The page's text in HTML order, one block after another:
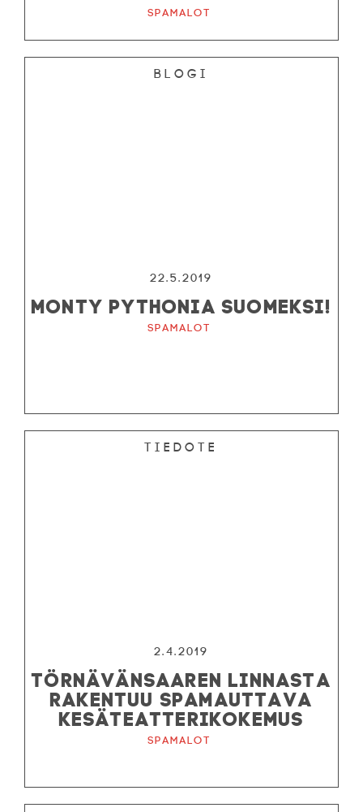
Spamalot
Blogi
22.5.2019
MONTY PYTHONIA SUOMEKSI!
Spamalot
Tiedote
2.4.2019
TÖRNÄVÄNSAAREN LINNASTA
RAKENTUU SPAMAUTTAVA
KESÄTEATTERIKOKEMUS
Spamalot